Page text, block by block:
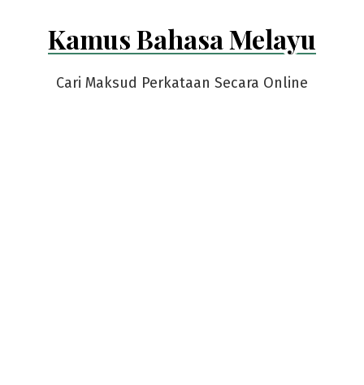
Kamus Bahasa Melayu
Cari Maksud Perkataan Secara Online